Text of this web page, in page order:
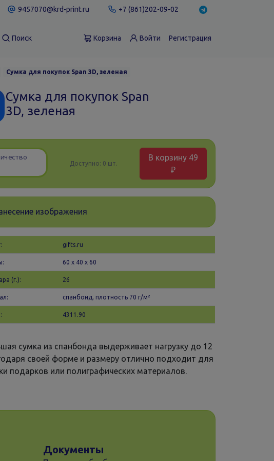
9457070@krd-print.ru +7 (861)202-09-02
Поиск Корзина Войти Регистрация
Сумка для покупок Span 3D, зеленая
Сумка для покупок Span
3D, зеленая
Доступно: 0 шт.
В корзину 49
₽
изображения
gifts.ru
60 х 40 x 60
(г.): 26
спанбонд, плотность 70 г/м²
4311.90
сумка из спанбонда выдерживает нагрузку до 12
своей форме и размеру отлично подходит для
подарков или полиграфических материалов.
Документы